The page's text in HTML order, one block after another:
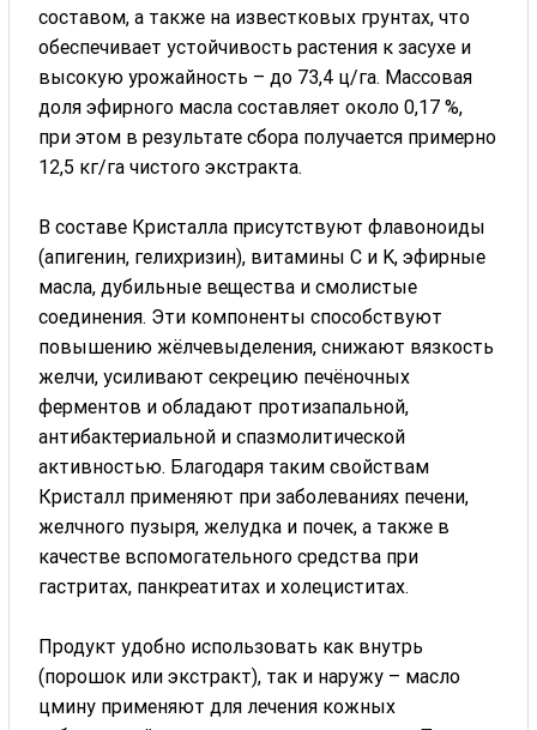
составом, а также на известковых грунтах, что
обеспечивает устойчивость растения к засухе и
высокую урожайность – до 73,4 ц/га. Массовая
доля эфирного масла составляет около 0,17 %,
при этом в результате сбора получается примерно
12,5 кг/га чистого экстракта.
В составе Кристалла присутствуют флавоноиды
(апигенин, гелихризин), витамины C и K, эфирные
масла, дубильные вещества и смолистые
соединения. Эти компоненты способствуют
повышению жёлчевыделения, снижают вязкость
желчи, усиливают секрецию печёночных
ферментов и обладают протизапальной,
антибактериальной и спазмолитической
активностью. Благодаря таким свойствам
Кристалл применяют при заболеваниях печени,
желчного пузыря, желудка и почек, а также в
качестве вспомогательного средства при
гастритах, панкреатитах и холециститах.
Продукт удобно использовать как внутрь
(порошок или экстракт), так и наружу – масло
цмину применяют для лечения кожных